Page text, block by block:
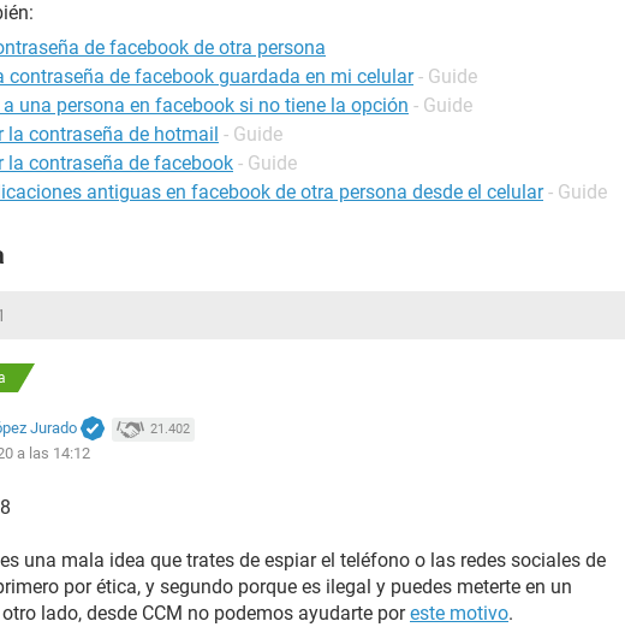
de facebook de otra persona
contraseña de facebook guardada en mi celular - Guide
una persona en facebook si no tiene la opción - Guide
la contraseña de hotmail - Guide
la contraseña de facebook - Guide
antiguas en facebook de otra persona desde el celular - Guide
Jurado 21.402
a las 14:12
una mala idea que trates de espiar el teléfono o las redes sociales de
por ética, y segundo porque es ilegal y puedes meterte en un
lado, desde CCM no podemos ayudarte poreste motivo.